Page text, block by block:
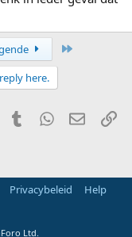
here.
PinterestTumblrWhatsApp
E-mail
Privacybeleid
Help
Ltd.